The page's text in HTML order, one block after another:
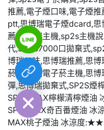
SP2S MAX檸檬清檸煙
SP2SMAX奇百番煙油
MAX桃子煙油 冰涼度
Hide
chaty